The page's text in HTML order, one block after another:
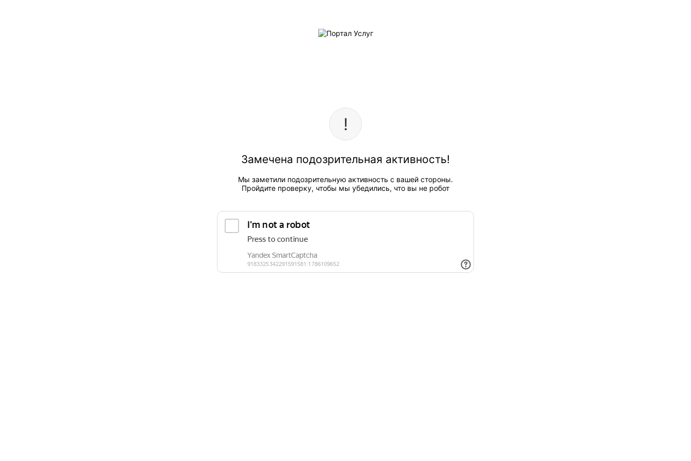
Замечена подозрительная активность!
Мы заметили подозрительную активность с вашей стороны.
Пройдите проверку, чтобы мы убедились, что вы не робот